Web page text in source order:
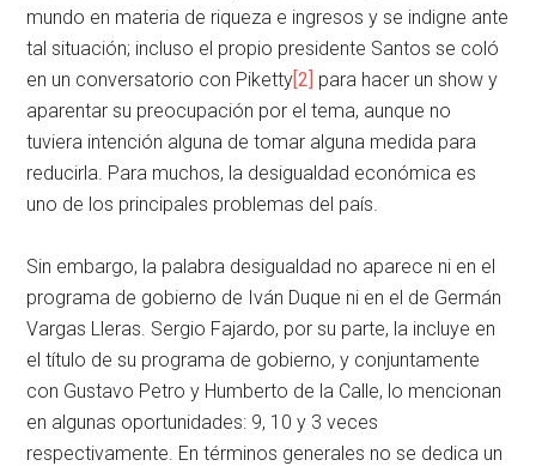
mundo en materia de riqueza e ingresos y se indigne ante
tal situación; incluso el propio presidente Santos se coló
en un conversatorio con Piketty[2] para hacer un show y
aparentar su preocupación por el tema, aunque no
tuviera intención alguna de tomar alguna medida para
reducirla. Para muchos, la desigualdad económica es
uno de los principales problemas del país.
Sin embargo, la palabra desigualdad no aparece ni en el
programa de gobierno de Iván Duque ni en el de Germán
Vargas Lleras. Sergio Fajardo, por su parte, la incluye en
el título de su programa de gobierno, y conjuntamente
con Gustavo Petro y Humberto de la Calle, lo mencionan
en algunas oportunidades: 9, 10 y 3 veces
respectivamente. En términos generales no se dedica un